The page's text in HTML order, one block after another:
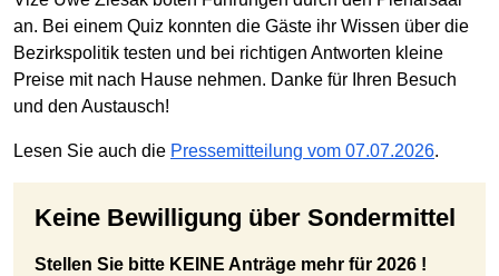
an. Bei einem Quiz konnten die Gäste ihr Wissen über die
Bezirkspolitik testen und bei richtigen Antworten kleine
Preise mit nach Hause nehmen. Danke für Ihren Besuch
und den Austausch!
Lesen Sie auch die Pressemitteilung vom 07.07.2026.
Keine Bewilligung über Sondermittel
Stellen Sie bitte KEINE Anträge mehr für 2026 !